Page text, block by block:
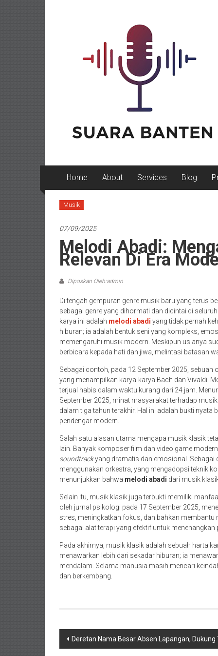
Home About Services Blog
Musik
07/09/2025
Melodi Abadi:
Relevan Di Era
Diposkan Oleh:admin
Di tengah gempuran genre musik baru yang terus
sebagai genre yang dihormati dan dicintai di
karya ini adalah melodi abadi yang tidak pernah
hiburan; ia adalah bentuk seni yang kompleks,
memengaruhi musik modern. Meskipun usianya
berbicara kepada hati dan jiwa, melintasi batasan
Sebagai contoh, pada 12 September 2025,
yang menampilkan karya-karya Bach dan Vivaldi.
terjual habis dalam waktu kurang dari 24 jam.
September 2025, minat masyarakat terhadap
dalam tiga tahun terakhir. Hal ini adalah bukti nyata
pendengar modern.
Salah satu alasan utama mengapa musik klasik
lain. Banyak komposer film dan video game
soundtrackyang dramatis dan emosional.
menggunakan orkestra, yang mengadopsi teknik
menunjukkan bahwa melodi abadi dari musik
Selain itu, musik klasik juga terbukti memiliki
oleh jurnal psikologi pada 17 September 2025,
stres, meningkatkan fokus, dan bahkan
sebagai alat terapi yang efektif untuk
Pada akhirnya, musik klasik adalah sebuah harta
menawarkan lebih dari sekadar hiburan; ia
mendalam. Selama manusia masih mencari
dan berkembang.
Navigasi
Deretan Nama Besar Absen Lapangan,